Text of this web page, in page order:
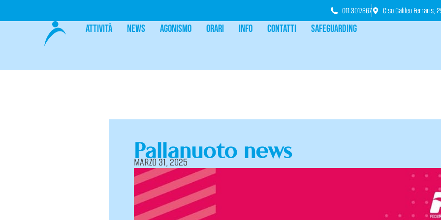
011 3017367 C.so Galileo Ferraris,
Attività News Agonismo Orari Info Contatti Safeguarding
Pallanuoto news
MARZO 31, 2025